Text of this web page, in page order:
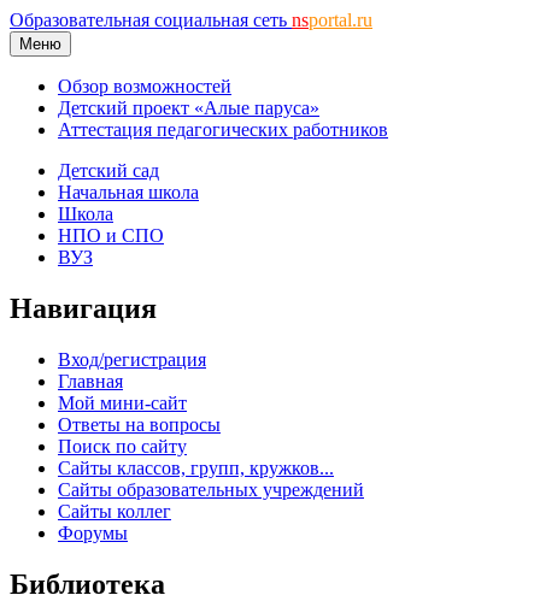
Образовательная социальная сеть nsportal.ru
Меню
Обзор возможностей
Детский проект «Алые паруса»
Аттестация педагогических работников
Детский сад
Начальная школа
Школа
НПО и СПО
ВУЗ
Навигация
Вход/регистрация
Главная
Мой мини-сайт
Ответы на вопросы
Поиск по сайту
Сайты классов, групп, кружков...
Сайты образовательных учреждений
Сайты коллег
Форумы
Библиотека